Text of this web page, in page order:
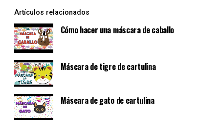
Artículos relacionados
Cómo hacer una máscara de caballo
Máscara de tigre de cartulina
Máscara de gato de cartulina